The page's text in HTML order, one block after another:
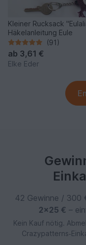
Kleiner Rucksack
Häkelanleitung Eule
(91)
ab 3,61 €
Elke Eder
42 Gewinne / 300
2×25 € –
Kein Kauf nötig.